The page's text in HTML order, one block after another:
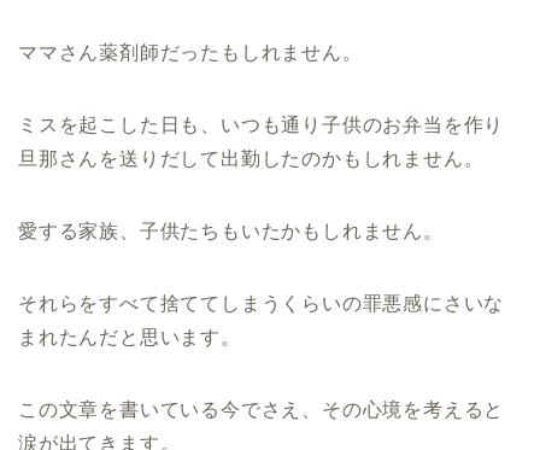
ママさん薬剤師だったもしれません。
ミスを起こした日も、いつも通り子供のお弁当を作り
旦那さんを送りだして出勤したのかもしれません。
愛する家族、子供たちもいたかもしれません。
それらをすべて捨ててしまうくらいの罪悪感にさいな
まれたんだと思います。
この文章を書いている今でさえ、その心境を考えると
涙が出てきます。